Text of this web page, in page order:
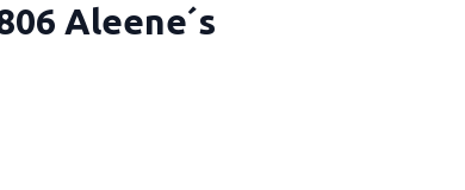
Aleene´s